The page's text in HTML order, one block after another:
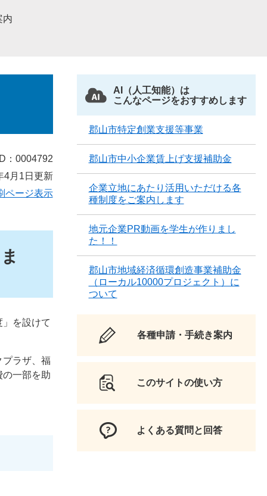
内
：0004792
4月1日更新
ページ表示
を設けて
プラザ、福
一部を助
AI（人工知能）は
こんなページをおすすめします
郡山市特定創業支援等事業
郡山市中小企業賃上げ支援補助金
企業立地にあたり活用いただける各
種制度をご案内します
地元企業PR動画を学生が作りまし
た！！
郡山市地域経済循環創造事業補助金
（ローカル10000プロジェクト）に
ついて
各種申請・手続き案内
このサイトの使い方
よくある質問と回答